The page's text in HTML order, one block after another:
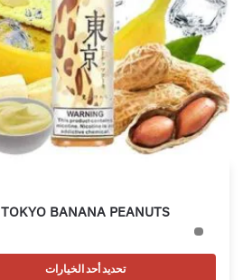
TOKYO BANANA PEANUTS
تحديد أحد الخيارات